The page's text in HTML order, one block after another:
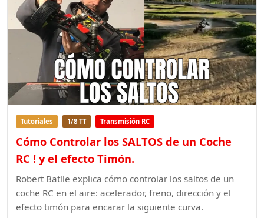
Tutoriales 1/8 TT Transmisión RC
Cómo Controlar los SALTOS de un Coche
RC ! y el efecto Timón.
Robert Batlle explica cómo controlar los saltos de un
coche RC en el aire: acelerador, freno, dirección y el
efecto timón para encarar la siguiente curva.